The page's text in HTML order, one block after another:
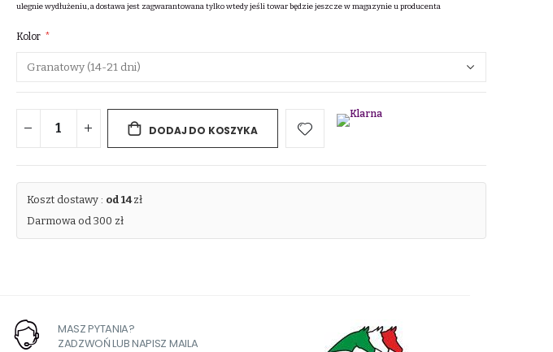
ulegnie wydłużeniu, a dostawa jest zagwarantowana tylko wtedy jeśli towar będzie jeszcze w magazynie u producenta
Kolor
DODAJ DO KOSZYKA
Koszt dostawy : od 14zł
Darmowa od 300 zł
MASZ PYTANIA?
ZADZWOŃ LUB NAPISZ MAILA